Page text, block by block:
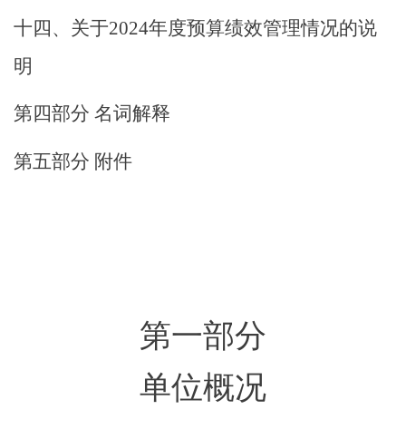
十四、关于2024年度预算绩效管理情况的说
明
第四部分 名词解释
第五部分 附件
第一部分
单位概况